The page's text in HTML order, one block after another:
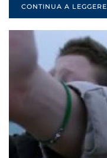
CONTINUA A LEGGERE